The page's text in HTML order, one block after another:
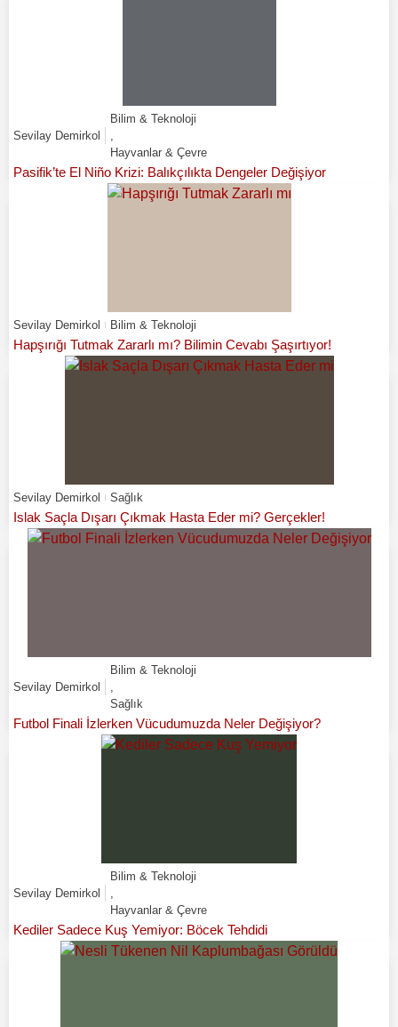
Sevilay Demirkol
Bilim & Teknoloji
Hayvanlar & Çevre
Pasifik’te El Niño Krizi: Balıkçılıkta Dengeler Değişiyor
Sevilay Demirkol Bilim & Teknoloji
Hapşırığı Tutmak Zararlı mı? Bilimin Cevabı Şaşırtıyor!
Sevilay Demirkol Sağlık
Islak Saçla Dışarı Çıkmak Hasta Eder mi? Gerçekler!
Sevilay Demirkol
Bilim & Teknoloji
Sağlık
Futbol Finali İzlerken Vücudumuzda Neler Değişiyor?
Sevilay Demirkol
Bilim & Teknoloji
Hayvanlar & Çevre
Kediler Sadece Kuş Yemiyor: Böcek Tehdidi